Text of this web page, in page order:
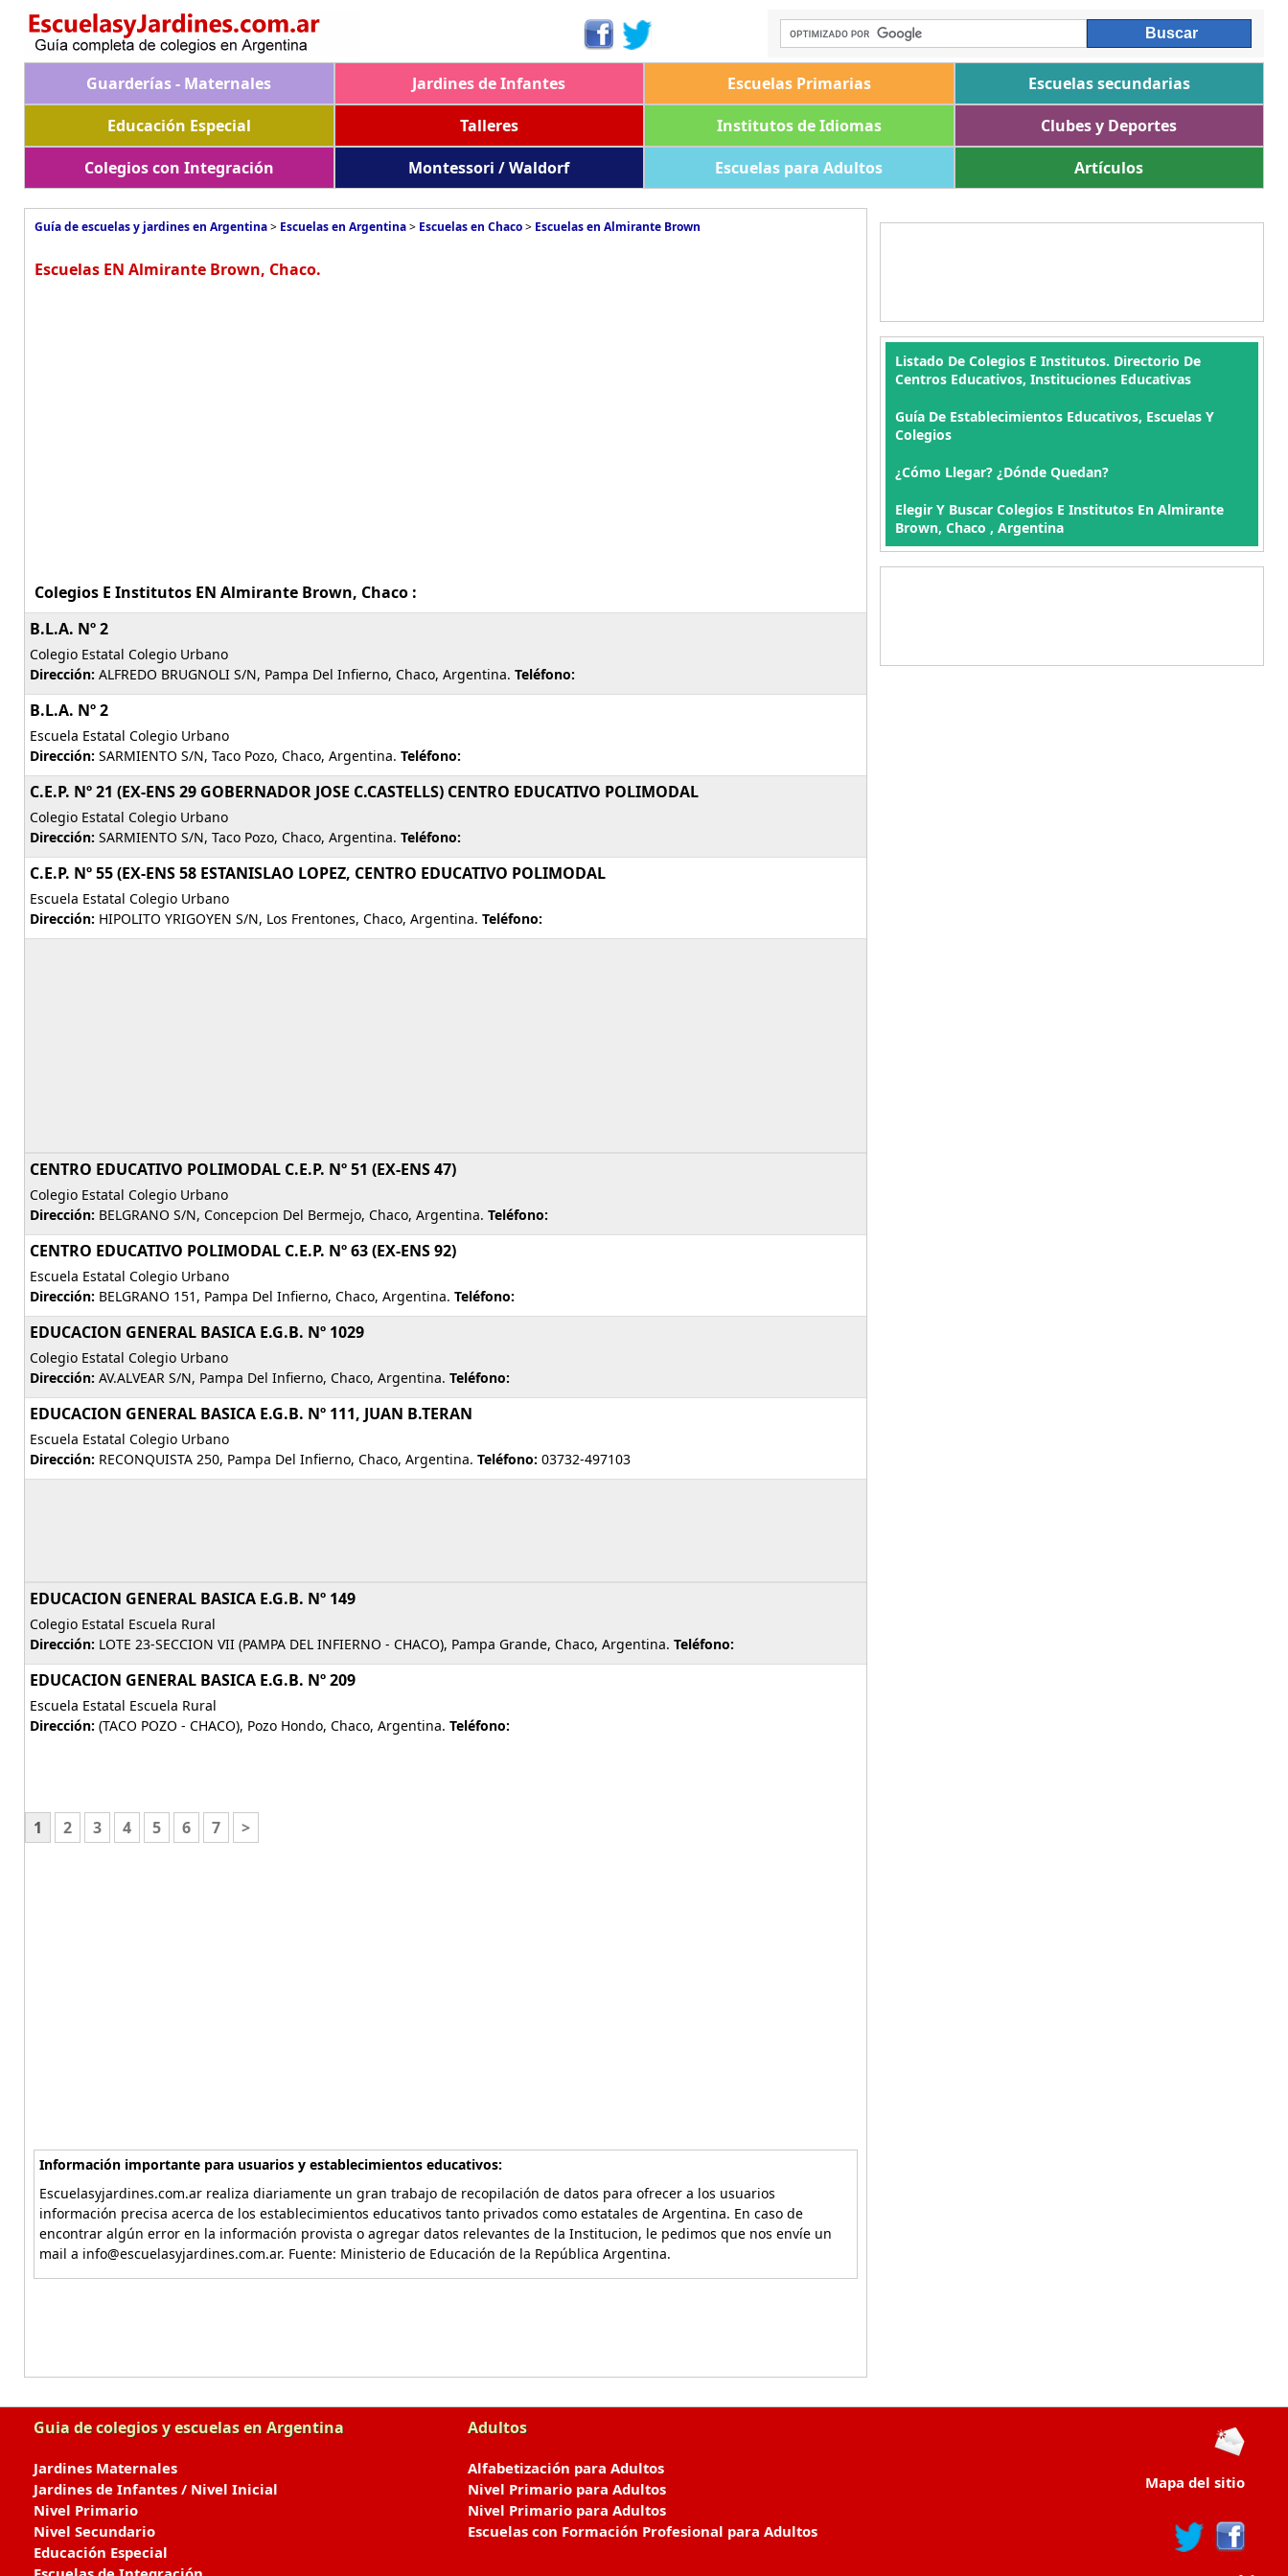
Guarderías - Maternales Jardines de Infantes Escuelas Primarias
Escuelas secundarias
Educación Especial
Talleres Institutos de Idiomas
Clubes y Deportes
Colegios con Integración
Montessori / Waldorf Escuelas para Adultos Artículos
Guía de escuelas y jardines en Argentina> Escuelas en Argentina> Escuelas en Chaco> Escuelas en Almirante Brown
Escuelas EN Almirante Brown, Chaco.
Colegios E Institutos EN Almirante Brown, Chaco :
B.L.A. Nº 2
Colegio Estatal Colegio Urbano
Dirección: ALFREDO BRUGNOLI S/N, Pampa Del Infierno, Chaco, Argentina. Teléfono:
B.L.A. Nº 2
Escuela Estatal Colegio Urbano
Dirección: SARMIENTO S/N, Taco Pozo, Chaco, Argentina. Teléfono:
C.E.P. Nº 21 (EX-ENS 29 GOBERNADOR JOSE C.CASTELLS) CENTRO EDUCATIVO POLIMODAL
Colegio Estatal Colegio Urbano
Dirección: SARMIENTO S/N, Taco Pozo, Chaco, Argentina. Teléfono:
C.E.P. Nº 55 (EX-ENS 58 ESTANISLAO LOPEZ, CENTRO EDUCATIVO POLIMODAL
Escuela Estatal Colegio Urbano
Dirección: HIPOLITO YRIGOYEN S/N, Los Frentones, Chaco, Argentina. Teléfono:
CENTRO EDUCATIVO POLIMODAL C.E.P. Nº 51 (EX-ENS 47)
Colegio Estatal Colegio Urbano
Dirección: BELGRANO S/N, Concepcion Del Bermejo, Chaco, Argentina. Teléfono:
CENTRO EDUCATIVO POLIMODAL C.E.P. Nº 63 (EX-ENS 92)
Escuela Estatal Colegio Urbano
Dirección: BELGRANO 151, Pampa Del Infierno, Chaco, Argentina. Teléfono:
EDUCACION GENERAL BASICA E.G.B. Nº 1029
Colegio Estatal Colegio Urbano
Dirección: AV.ALVEAR S/N, Pampa Del Infierno, Chaco, Argentina. Teléfono:
EDUCACION GENERAL BASICA E.G.B. Nº 111, JUAN B.TERAN
Escuela Estatal Colegio Urbano
Dirección: RECONQUISTA 250, Pampa Del Infierno, Chaco, Argentina. Teléfono: 03732-497103
EDUCACION GENERAL BASICA E.G.B. Nº 149
Colegio Estatal Escuela Rural
Dirección: LOTE 23-SECCION VII (PAMPA DEL INFIERNO - CHACO), Pampa Grande, Chaco, Argentina. Teléfono:
EDUCACION GENERAL BASICA E.G.B. Nº 209
Escuela Estatal Escuela Rural
Dirección: (TACO POZO - CHACO), Pozo Hondo, Chaco, Argentina. Teléfono:
1 2 3 4 5 6 7 >
Información importante para usuarios y establecimientos educativos:
Escuelasyjardines.com.ar realiza diariamente un gran trabajo de recopilación de datos para ofrecer a los usuarios
información precisa acerca de los establecimientos educativos tanto privados como estatales de Argentina. En caso de
encontrar algún error en la información provista o agregar datos relevantes de la Institucion, le pedimos que nos envíe un
mail a info@escuelasyjardines.com.ar. Fuente: Ministerio de Educación de la República Argentina.
Listado De Colegios E Institutos. Directorio De
Centros Educativos, Instituciones Educativas
Guía De Establecimientos Educativos, Escuelas Y
Colegios
¿Cómo Llegar? ¿Dónde Quedan?
Elegir Y Buscar Colegios E Institutos En Almirante
Brown, Chaco , Argentina
Guia de colegios y escuelas en Argentina
Jardines Maternales
Jardines de Infantes / Nivel Inicial
Nivel Primario
Nivel Secundario
Educación Especial
Adultos
Alfabetización para Adultos
Nivel Primario para Adultos
Nivel Primario para Adultos
Escuelas con Formación Profesional para Adultos
Mapa del sitio